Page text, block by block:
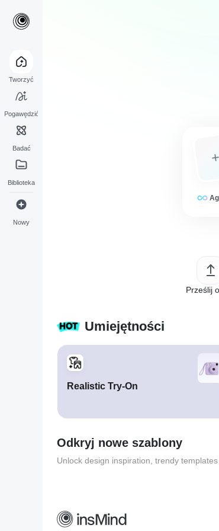
Tworzyć
Pogawędzić
Badać
Biblioteka
Nowy
Prześlij
Umiejętności
Realistic Try-On
Odkryj nowe szablony
Unlock design inspiration, trendy